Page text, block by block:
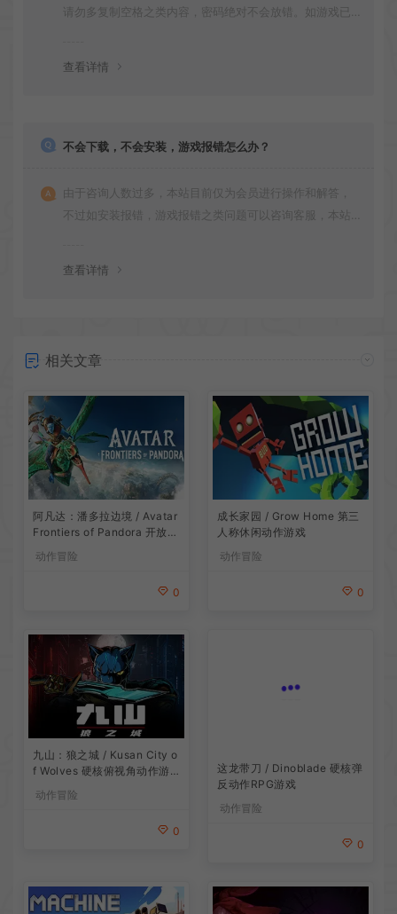
请勿多复制空格之类内容，密码绝对不会放错。如游戏已
查看详情
不会下载，不会安装，游戏报错怎么办？
由于咨询人数过多，本站目前仅为会员进行操作和解答，
不过如安装报错，游戏报错之类问题可以咨询客服，本站
查看详情
相关文章
阿凡达：潘多拉边境 / Avatar
Frontiers of Pandora 开放世
动作冒险
0
成长家园 / Grow Home 第三
人称休闲动作游戏
动作冒险
0
九山：狼之城 / Kusan City o
f Wolves 硬核俯视角动作游
动作冒险
0
这龙带刀 / Dinoblade 硬核弹
反动作RPG游戏
动作冒险
0